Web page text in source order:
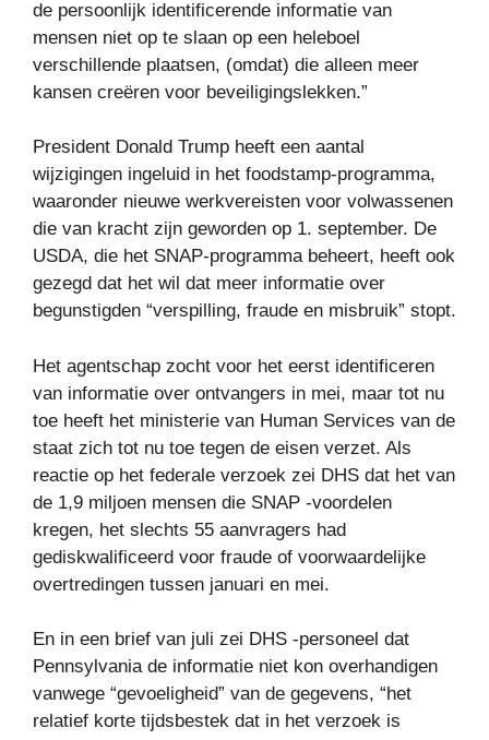
de persoonlijk identificerende informatie van
mensen niet op te slaan op een heleboel
verschillende plaatsen, (omdat) die alleen meer
kansen creëren voor beveiligingslekken.”
President Donald Trump heeft een aantal
wijzigingen ingeluid in het foodstamp-programma,
waaronder nieuwe werkvereisten voor volwassenen
die van kracht zijn geworden op 1. september. De
USDA, die het SNAP-programma beheert, heeft ook
gezegd dat het wil dat meer informatie over
begunstigden “verspilling, fraude en misbruik” stopt.
Het agentschap zocht voor het eerst identificeren
van informatie over ontvangers in mei, maar tot nu
toe heeft het ministerie van Human Services van de
staat zich tot nu toe tegen de eisen verzet. Als
reactie op het federale verzoek zei DHS dat het van
de 1,9 miljoen mensen die SNAP -voordelen
kregen, het slechts 55 aanvragers had
gediskwalificeerd voor fraude of voorwaardelijke
overtredingen tussen januari en mei.
En in een brief van juli zei DHS -personeel dat
Pennsylvania de informatie niet kon overhandigen
vanwege “gevoeligheid” van de gegevens, “het
relatief korte tijdsbestek dat in het verzoek is